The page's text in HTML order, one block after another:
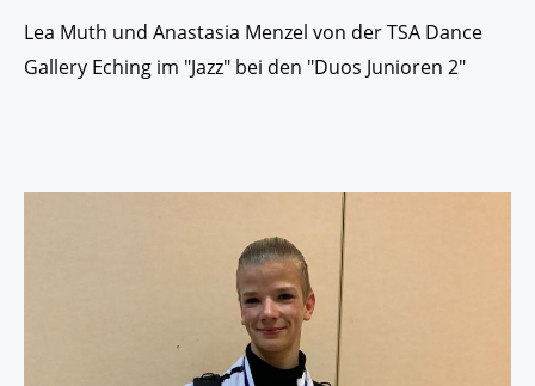
Lea Muth und Anastasia Menzel von der TSA Dance
Gallery Eching im "Jazz" bei den "Duos Junioren 2"